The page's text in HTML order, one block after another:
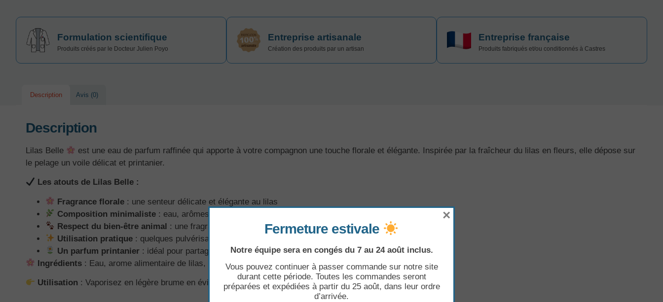
Formulation scientifique
Produits créés par le Docteur Julien Poyo
Entreprise artisanale
Création des produits par un artisan
Entreprise française
Produits fabriqués et/ou conditionnés à Castres
Description Avis (0)
Description
Lilas Belle
est une eau de parfum raffinée qui apporte à votre compagnon une touche florale et élégante. Inspirée par la fraîcheur du lilas en fleurs, elle dépose sur
le pelage un voile délicat et printanier.
Les atouts de Lilas Belle :
Fragrance florale : une senteur délicate et élégante au lilas
Composition minimaliste : eau, arômes alimentaires et extrait de radis
Respect du bien-être animal : une fragrance légère pour chiens et chats
Utilisation pratique : quelques pulvérisations suffisent pour un effet raffiné
Un parfum printanier : idéal pour partager fraîcheur et complicité au quotidien
Ingrédients : Eau, arome alimentaire de lilas, extrait de radis.
Utilisation : Vaporisez en légère brume en évitant les yeux et la truffe.
Fermeture estivale
Notre équipe sera en congés du 7 au 24 août inclus.
Vous pouvez continuer à passer commande sur notre site
durant cette période. Toutes les commandes seront
préparées et expédiées à partir du 25 août, dans leur ordre
d’arrivée.
×